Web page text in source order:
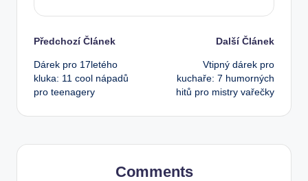
Post
navigation
Předchozí Článek
Dárek pro 17letého
kluka: 11 cool nápadů
pro teenagery
Další Článek
Vtipný dárek pro
kuchaře: 7 humorných
hitů pro mistry vařečky
Comments